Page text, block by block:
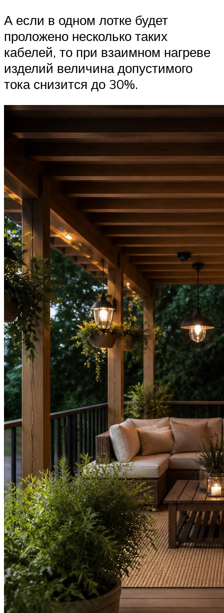
А если в одном лотке будет
проложено несколько таких
кабелей, то при взаимном нагреве
изделий величина допустимого
тока снизится до 30%.